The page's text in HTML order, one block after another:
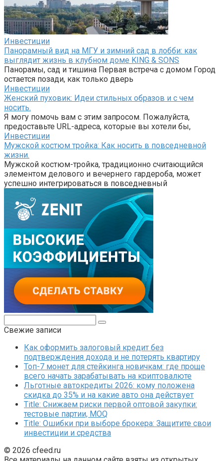
Инвестиции
Панорамный вид на МГУ и зимний сад в лобби: как
выглядит жизнь в клубном доме KING & SONS
Панорамы, сад и тишина Первая встреча с домом Город
остается позади, как только дверь
Инвестиции
Женский пуховик: Идеи стильных образов и с чем
носить.
Я могу помочь вам с этим запросом. Пожалуйста,
предоставьте URL-адреса, которые вы хотели бы,
Инвестиции
Мужской костюм тройка: Как носить в повседневной
жизни.
Мужской костюм-тройка, традиционно считающийся
элементом делового и вечернего гардероба, может
успешно интегрироваться в повседневный
Свежие записи
Как оформить залоговый кредит без
подтверждения дохода и не потерять квартиру
Топ-7 монет для стейкинга новичкам: где проще
всего начать зарабатывать на криптовалюте
Льготные автокредиты 2026: кому положена
скидка до 35% и на какие авто она действует
Title: Снижаем риски первой оптовой закупки:
тестовые партии, MOQ
Title: Ошибки при выборе брокера: Защитите свои
инвестиции и средства
© 2026 cfeed.ru